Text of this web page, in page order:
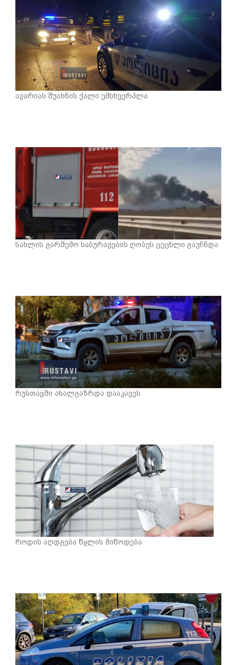
ავარიას შუახნის ქალი ემსხვერპლა
სახლის გარშემო საბურავების ღობეს ცეცხლი გაუჩნდა
რუსთავში ახალგაზრდა დააკავეს
როდის აღდგება წყლის მიწოდება